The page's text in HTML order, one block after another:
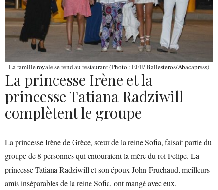
La famille royale se rend au restaurant (Photo : EFE/ Ballesteros/Abacapress)
La princesse Irène et la
princesse Tatiana Radziwill
complètent le groupe
La princesse Irène de Grèce, sœur de la reine Sofia, faisait partie du
groupe de 8 personnes qui entouraient la mère du roi Felipe. La
princesse Tatiana Radziwill et son époux John Fruchaud, meilleurs
amis inséparables de la reine Sofia, ont mangé avec eux.